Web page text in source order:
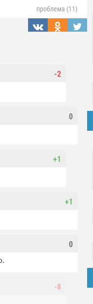
проблема (11)
-2
0
+1
+1
0
-8